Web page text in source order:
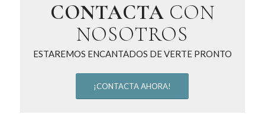
CONTACTACON
NOSOTROS
ESTAREMOS ENCANTADOS DE VERTE PRONTO
¡CONTACTA AHORA!